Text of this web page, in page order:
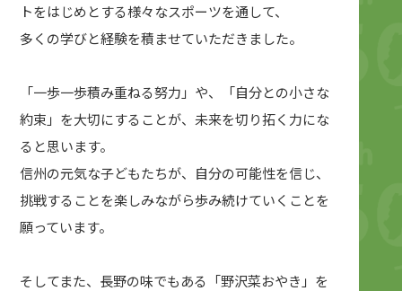
トをはじめとする様々なスポーツを通して、
多くの学びと経験を積ませていただきました。
「一歩一歩積み重ねる努力」や、「自分との小さな
約束」を大切にすることが、未来を切り拓く力にな
ると思います。
信州の元気な子どもたちが、自分の可能性を信じ、
挑戦することを楽しみながら歩み続けていくことを
願っています。
そしてまた、長野の味でもある「野沢菜おやき」を